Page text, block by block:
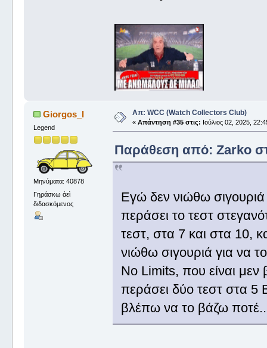
Giorgos_I
Legend
Μηνύματα: 40878
Γηράσκω ἀεὶ
διδασκόμενος
Απ: WCC (Watch Collectors Club)
« Απάντηση #35 στις: Ιούλιος 02, 2025,
Παράθεση από: Zarko
Εγώ δεν νιώθω
περάσει το τεστ
τεστ, στα 7 και στα 10,
νιώθω σιγουριά για να
No Limits, που είναι
περάσει δύο τεστ στα 5
βλέπω να το βάζω